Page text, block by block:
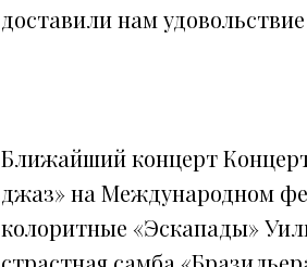
доставили нам
Ближайший концерт
джаз» на Международном
колоритные «Эскапады»